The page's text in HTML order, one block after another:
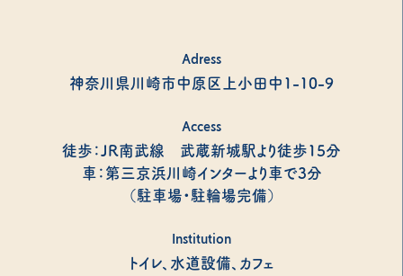
Adress
神奈川県川崎市中原区上小田中1-10-9
Access
徒歩：JR南武線 武蔵新城駅より徒歩15分
車：第三京浜川崎インターより車で3分
（駐車場・駐輪場完備）
Institution
トイレ、水道設備、カフェ